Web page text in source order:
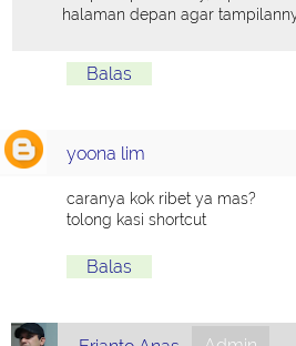
halaman depan agar
Balas
yoona lim
caranya kok ribet ya mas?
tolong kasi shortcut
Balas